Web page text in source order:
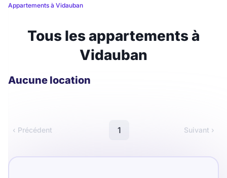
Appartements à Vidauban
Tous les appartements à
Vidauban
Aucune location
‹ Précédent 1 Suivant ›